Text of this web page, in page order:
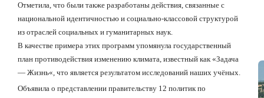
Отметила, что были также разработаны действия, связанные с
национальной идентичностью и социально-классовой структурой
из отраслей социальных и гуманитарных наук.
В качестве примера этих программ упомянула государственный
план противодействия изменению климата, известный как«Задача
— Жизнь«, что является результатом исследований наших учёных.
Объявила о представлении правительству 12 политик по